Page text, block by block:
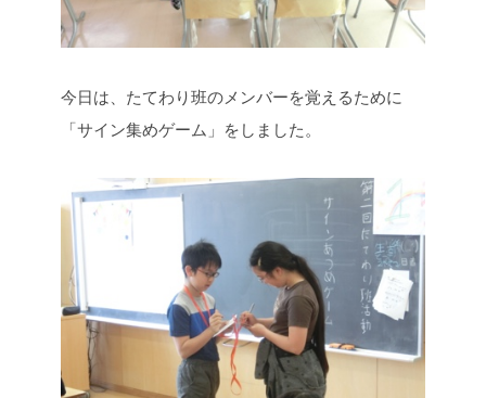
今日は、たてわり班のメンバーを覚えるために
「サイン集めゲーム」をしました。